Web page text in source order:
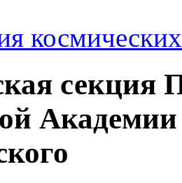
секция